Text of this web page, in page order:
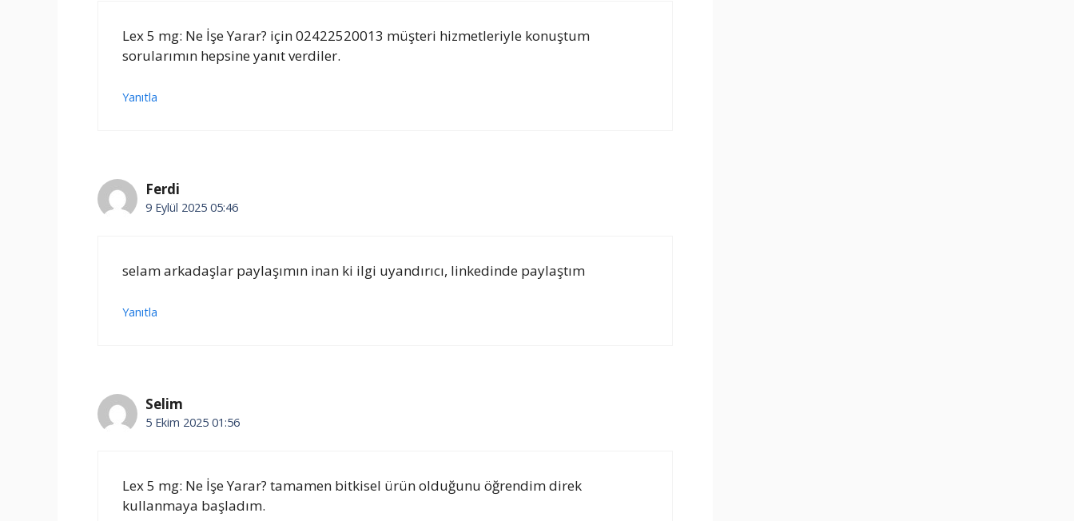
Lex 5 mg: Ne İşe Yarar? için 02422520013 müşteri hizmetleriyle konuştum
sorularımın hepsine yanıt verdiler.
Yanıtla
Ferdi
9 Eylül 2025 05:46
selam arkadaşlar paylaşımın inan ki ilgi uyandırıcı, linkedinde paylaştım
Yanıtla
Selim
5 Ekim 2025 01:56
Lex 5 mg: Ne İşe Yarar? tamamen bitkisel ürün olduğunu öğrendim direk
kullanmaya başladım.